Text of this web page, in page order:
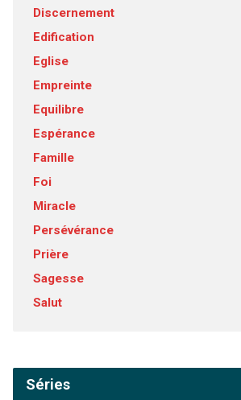
Discernement
Edification
Eglise
Empreinte
Equilibre
Espérance
Famille
Foi
Miracle
Persévérance
Prière
Sagesse
Salut
Séries